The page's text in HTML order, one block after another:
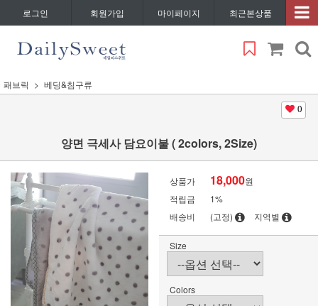
로그인 회원가입 마이페이지 최근본상품
패브릭 베딩&침구류
0
양면 극세사 담요이불 ( 2colors, 2Size)
상품가 18,000원
적립금
1%
배송비
(고정) 지역별
Size
Colors